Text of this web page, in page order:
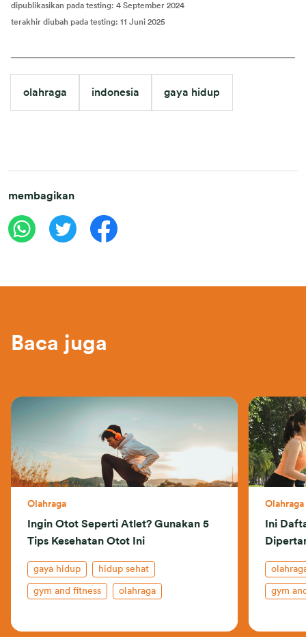
dipublikasikan pada testing: 4 September 2024
terakhir diubah pada testing: 11 Juni 2025
olahraga indonesia gaya hidup
membagikan
Baca juga
Olahraga
Ingin Otot Seperti Atlet? Gunakan 5
Tips Kesehatan Otot Ini
gaya hidup hidup sehat
gym and fitness olahraga
Olahraga
Ini
gym